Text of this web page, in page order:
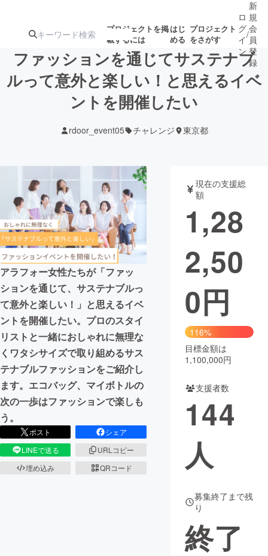
プロジェクトを掲
載するには
はじ
める
プロジェクト
をさがす
注目のリ
注目の新着プロ
ジェクト
募集終了が近いプ
テクノロジー・ガジェット
映像・映画 書籍・雑誌
ビジネス・起業 チャレンジ
まちづくり・地域活性化
CAMPFIRE for Social Good
CAMPFIRE Creation
CAMPFIREふるさと納税machi-ya コミュニティ
ロ
グ
イ
ン
/
新
規
会
員
登
録
ファッションを通じてサステナブ
ルって意外と楽しい！と思えるイベ
ントを開催したい
rdoor_event05 チャレンジ 東京都
アラフォー女性たちが「ファッ
ションを通じて、サステナブルっ
て意外と楽しい！」と思えるイベ
ントを開催したい。プロのスタイ
リストと一緒におしゃれに無理な
くワタシサイズで取り組めるサス
テナブルファッションをご紹介し
ます。エコバッグ、マイボトルの
次の一歩はファッションで楽しも
う。
ポスト
シェア
LINEで送る
URLコピー
埋め込み
QRコード
現在の支援総
額
1,28
2,50
0円
116%
目標金額は
1,100,000円
支援者数
144
人
募集終了まで残
り
終了